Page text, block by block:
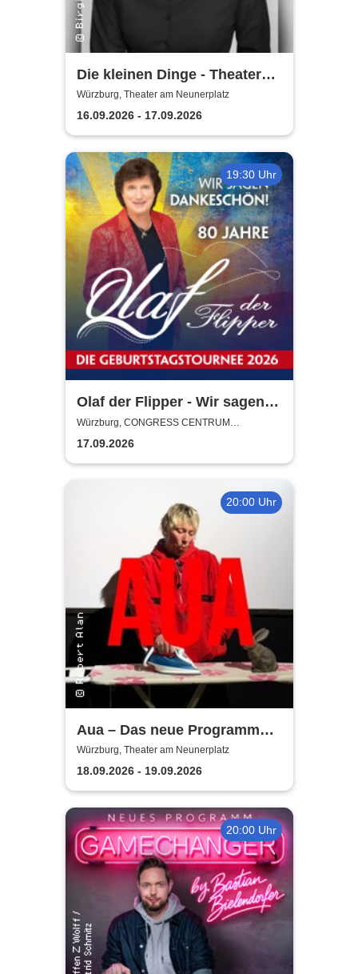
Die kleinen Dinge - Theater
am Neunerplatz
Würzburg, Theater am Neunerplatz
16.09.2026 - 17.09.2026
19:30 Uhr
Olaf der Flipper - Wir sagen
Dankeschön! 80 Jahre - Die
Geburtstagstournee 2026
Würzburg, CONGRESS CENTRUM
WÜRZBURG
17.09.2026
20:00 Uhr
Aua – Das neue Programm
von Robert Alan | Theater am
Neunerplatz
Würzburg, Theater am Neunerplatz
18.09.2026 - 19.09.2026
20:00 Uhr